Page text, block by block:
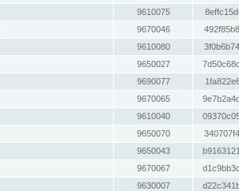
9610075
9670046
9610080
9650027
9690077
9670065
9610040
9650070
9650043
9670067
9630007